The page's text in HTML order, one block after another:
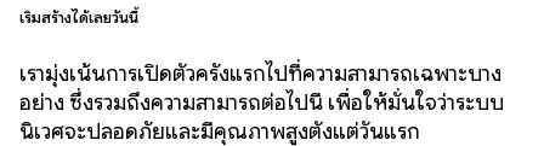
เริ่มสร้างได้เลยวันนี้
เรามุ่งเน้นการเปิดตัวครั้งแรกไปที่ความสามารถเฉพาะบาง
อย่าง ซึ่งรวมถึงความสามารถต่อไปนี้ เพื่อให้มั่นใจว่าระบบ
นิเวศจะปลอดภัยและมีคุณภาพสูงตั้งแต่วันแรก